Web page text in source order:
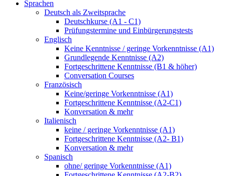
Sprachen
Deutsch als Zweitsprache
Deutschkurse (A1 - C1)
Prüfungstermine und Einbürgerungstests
Englisch
Keine Kenntnisse / geringe Vorkenntnisse (A1)
Grundlegende Kenntnisse (A2)
Fortgeschrittene Kenntnisse (B1 & höher)
Conversation Courses
Französisch
Keine/geringe Vorkenntnisse (A1)
Fortgeschrittene Kenntnisse (A2-C1)
Konversation & mehr
Italienisch
keine / geringe Vorkenntnisse (A1)
Fortgeschrittene Kenntnisse (A2- B1)
Konversation & mehr
Spanisch
ohne/ geringe Vorkenntnisse (A1)